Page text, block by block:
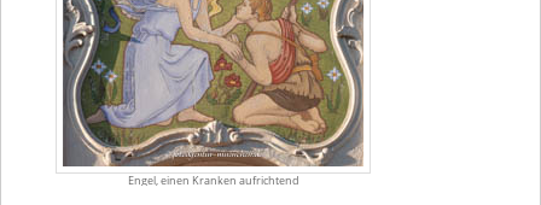
Engel, einen Kranken aufrichtend